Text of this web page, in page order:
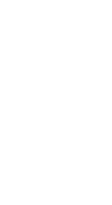
cantidad